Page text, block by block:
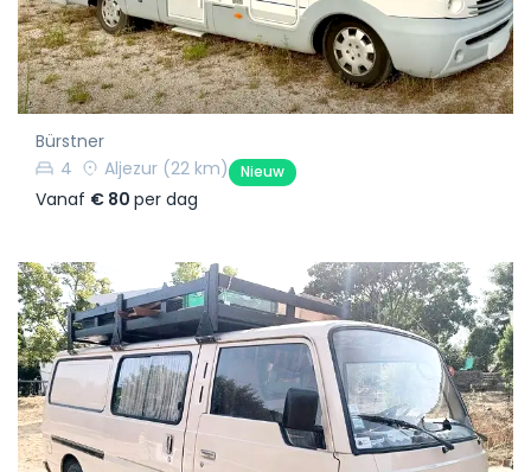
Bürstner
4
Aljezur (22 km) Nieuw
Vanaf € 80 per dag